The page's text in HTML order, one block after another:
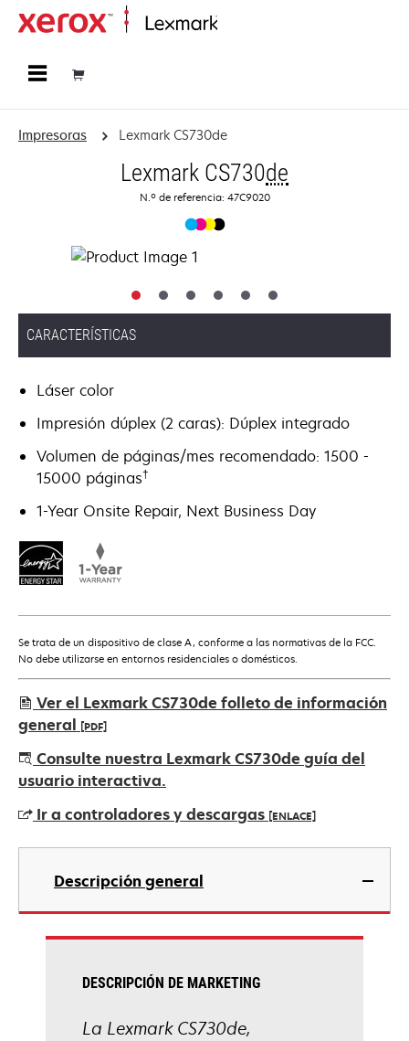
Impresoras Lexmark CS730de
Lexmark CS730de
N.º de referencia: 47C9020
CARACTERÍSTICAS
Láser color
Impresión dúplex (2 caras): Dúplex integrado
Volumen de páginas/mes recomendado: 1500 -
15000 páginas†
1-Year Onsite Repair, Next Business Day
Se trata de un dispositivo de clase A, conforme a las normativas de la FCC.
No debe utilizarse en entornos residenciales o domésticos.
Ver el Lexmark CS730de folleto de información
general [PDF]
se
abre
una
pestaña
Consulte nuestra Lexmark CS730de guía del
usuario interactiva.
Ir a controladores y descargas [ENLACE]
se
una
pestaña
Descripción general
DESCRIPCIÓN DE MARKETING
La Lexmark CS730de,